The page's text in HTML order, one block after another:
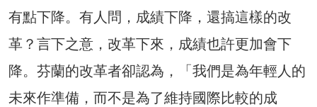
有點下降。有人問，成績下降，還搞這樣的改
革？言下之意，改革下來，成績也許更加會下
降。芬蘭的改革者卻認為，「我們是為年輕人的
未來作準備，而不是為了維持國際比較的成